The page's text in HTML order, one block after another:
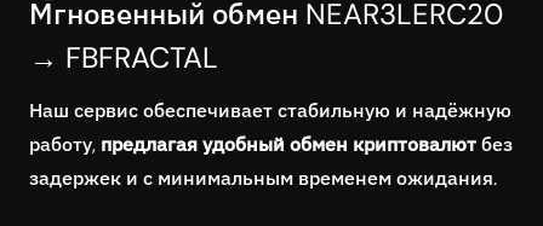
Мгновенный обмен NEAR3LERC20
→ FBFRACTAL
Наш сервис обеспечивает стабильную и надёжную
работу, предлагая удобный обмен криптовалютбез
задержек и с минимальным временем ожидания.